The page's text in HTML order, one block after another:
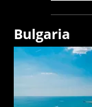
Bulgaria